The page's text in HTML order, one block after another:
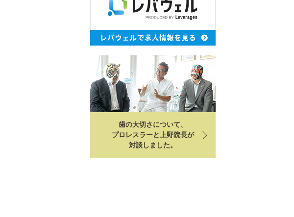
歯の大切さについて、
プロレスラーと上野院長が
対談しました。